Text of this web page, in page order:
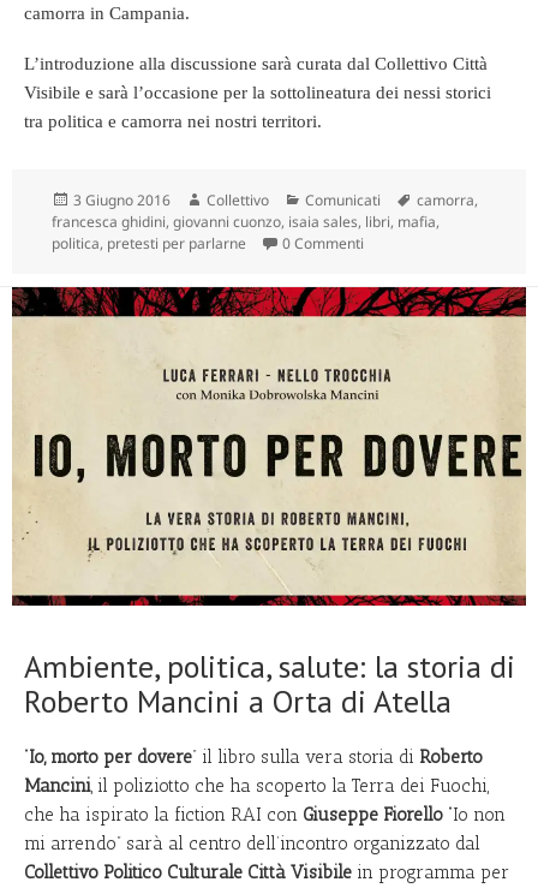
camorra in Campania.
L’introduzione alla discussione sarà curata dal Collettivo Città
Visibile e sarà l’occasione per la sottolineatura dei nessi storici
tra politica e camorra nei nostri territori.
Scritto
il
3 Giugno 2016 Autore
Collettivo Categorie
Comunicati Tag
camorra,
francesca ghidini, giovanni cuonzo, isaia sales, libri, mafia,
politica, pretesti per parlarne 0 Commenti
Ambiente, politica, salute: la storia di
Roberto Mancini a Orta di Atella
“Io, morto per dovere” il libro sulla vera storia di Roberto
Mancini, il poliziotto che ha scoperto la Terra dei Fuochi,
che ha ispirato la fiction RAI con Giuseppe Fiorello “Io non
mi arrendo” sarà al centro dell’incontro organizzato dal
Collettivo Politico Culturale Città Visibile in programma per